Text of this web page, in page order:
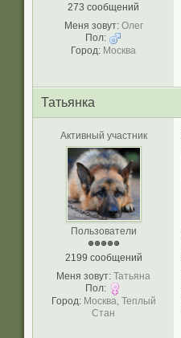
273 сообщений
Меня зовут: Олег
Пол:
Город: Москва
Татьянка
Активный участник
Пользователи
2199 сообщений
Меня зовут: Татьяна
Пол:
Город: Москва, Теплый
Стан